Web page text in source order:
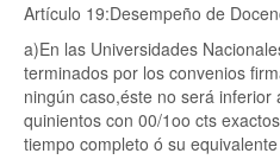
Artículo 19:Desempeño de
a)En las Universidades
terminados por los convenios
ningún caso,éste no será
quinientos con 00/1oo cts
tiempo completo ó su